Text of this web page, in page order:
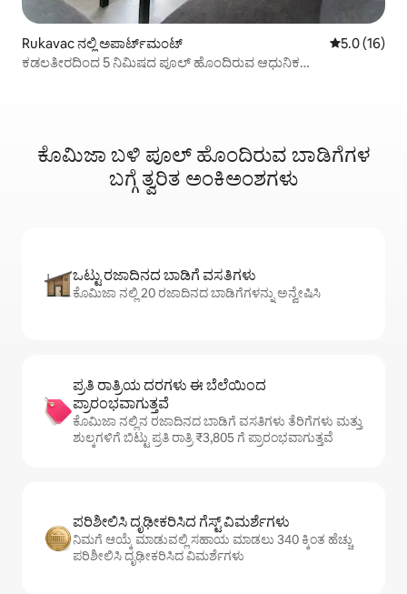
Rukavac ನಲ್ಲಿ ಅಪಾರ್ಟ್‌ಮಂಟ್ 5 ರಲ್ಲಿ 5.0
5.0 (16)
ಕಡಲತೀರದಿಂದ 5 ನಿಮಿಷದ ಪೂಲ್ ಹೊಂದಿರುವ ಆಧುನಿಕ
ಕೊಮಿಜಾ ಬಳಿ ಪೂಲ್ ಹೊಂದಿರುವ ಬಾಡಿಗೆಗಳ
ಬಗ್ಗೆ ತ್ವರಿತ ಅಂಕಿಅಂಶಗಳು
ಒಟ್ಟು ರಜಾದಿನದ ಬಾಡಿಗೆ ವಸತಿಗಳು
ಕೊಮಿಜಾ ನಲ್ಲಿ 20 ರಜಾದಿನದ ಬಾಡಿಗೆಗಳನ್ನು ಅನ್ವೇಷಿಸಿ
ಪ್ರತಿ ರಾತ್ರಿಯ ದರಗಳು ಈ ಬೆಲೆಯಿಂದ
ಪ್ರಾರಂಭವಾಗುತ್ತವೆ
ಕೊಮಿಜಾ ನಲ್ಲಿನ ರಜಾದಿನದ ಬಾಡಿಗೆ ವಸತಿಗಳು ತೆರಿಗೆಗಳು ಮತ್ತು
ಶುಲ್ಕಗಳಿಗೆ ಬಿಟ್ಟು ಪ್ರತಿ ರಾತ್ರಿ ₹3,805 ಗೆ ಪ್ರಾರಂಭವಾಗುತ್ತವೆ
ಪರಿಶೀಲಿಸಿ ದೃಢೀಕರಿಸಿದ ಗೆಸ್ಟ್ ವಿಮರ್ಶೆಗಳು
ನಿಮಗೆ ಆಯ್ಕೆ ಮಾಡುವಲ್ಲಿ ಸಹಾಯ ಮಾಡಲು 340 ಕ್ಕಿಂತ ಹೆಚ್ಚು
ಪರಿಶೀಲಿಸಿ ದೃಢೀಕರಿಸಿದ ವಿಮರ್ಶೆಗಳು